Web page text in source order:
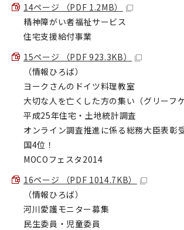
14ページ （PDF 1.2MB）
精神障がい者福祉サービス
住宅支援給付事業
15ページ （PDF 923.3KB）
（情報ひろば）
ヨークさんのドイツ料理教室
大切な人を亡くした方の集い（グリーフケ
平成25年住宅・土地統計調査
オンライン調査推進に係る総務大臣表
国4位！
MOCOフェスタ2014
16ページ （PDF 1014.7KB）
（情報ひろば）
河川愛護モニター募集
民生委員・児童委員